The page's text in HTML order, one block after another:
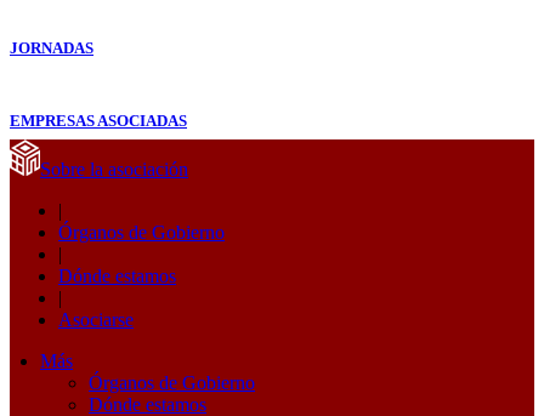
JORNADAS
EMPRESAS ASOCIADAS
Sobre la asociación
Órganos de Gobierno
Dónde estamos
Asociarse
Más
Órganos de Gobierno
Dónde estamos